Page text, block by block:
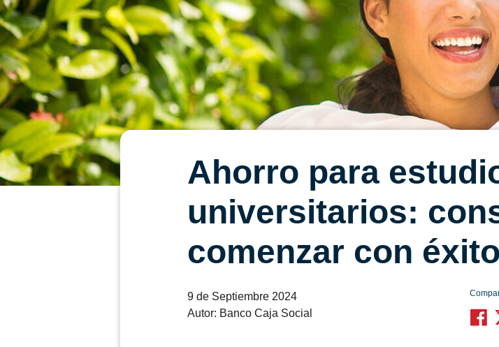
Ahorro para
universitarios:
comenzar con éxito
9 de Septiembre 2024
Autor: Banco Caja Social